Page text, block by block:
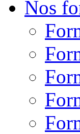
Nos